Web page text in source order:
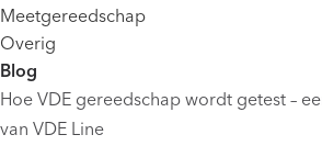
Meetgereedschap
Overig
Blog
Hoe VDE gereedschap wordt getest –
van VDE Line